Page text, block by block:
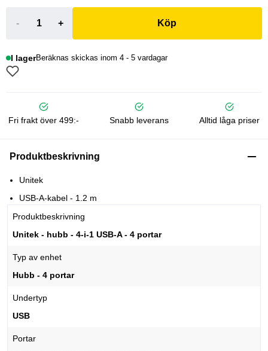
- + Köp
I lagerBeräknas skickas inom 4 - 5 vardagar
Fri frakt över 499:- Snabb leverans Alltid låga priser
Produktbeskrivning
Unitek
USB-A-kabel - 1.2 m
Produktbeskrivning
Unitek - hubb - 4-i-1 USB-A - 4 portar
Typ av enhet
Hubb - 4 portar
Undertyp
USB
Portar